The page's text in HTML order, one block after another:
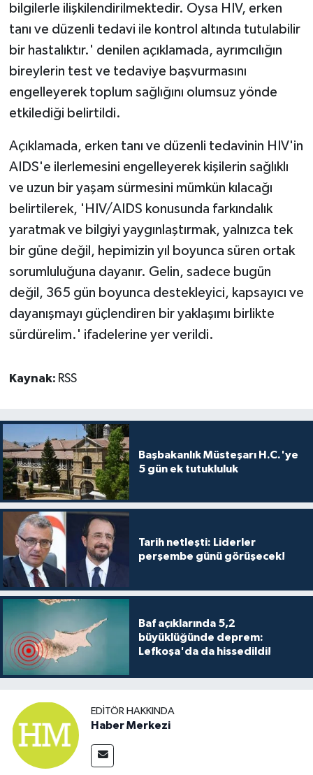
bilgilerle ilişkilendirilmektedir. Oysa HIV, erken
tanı ve düzenli tedavi ile kontrol altında tutulabilir
bir hastalıktır.' denilen açıklamada, ayrımcılığın
bireylerin test ve tedaviye başvurmasını
engelleyerek toplum sağlığını olumsuz yönde
etkilediği belirtildi.
Açıklamada, erken tanı ve düzenli tedavinin HIV'in
AIDS'e ilerlemesini engelleyerek kişilerin sağlıklı
ve uzun bir yaşam sürmesini mümkün kılacağı
belirtilerek, 'HIV/AIDS konusunda farkındalık
yaratmak ve bilgiyi yaygınlaştırmak, yalnızca tek
bir güne değil, hepimizin yıl boyunca süren ortak
sorumluluğuna dayanır. Gelin, sadece bugün
değil, 365 gün boyunca destekleyici, kapsayıcı ve
dayanışmayı güçlendiren bir yaklaşımı birlikte
sürdürelim.' ifadelerine yer verildi.
Kaynak: RSS
Başbakanlık Müsteşarı H.C.'ye
5 gün ek tutukluluk
Tarih netleşti: Liderler
perşembe günü görüşecek!
Baf açıklarında 5,2
büyüklüğünde deprem:
Lefkoşa'da da hissedildi!
EDITÖR HAKKINDA
Haber Merkezi